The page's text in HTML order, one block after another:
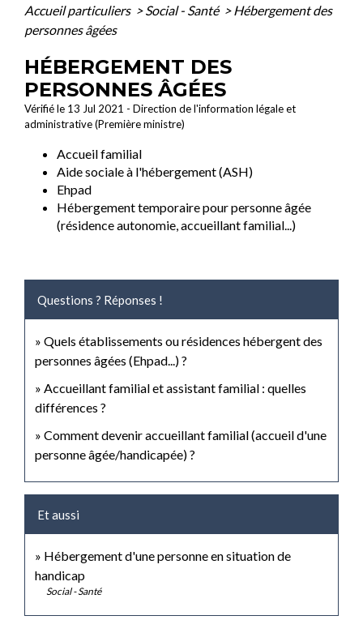
Accueil particuliers > Social - Santé > Hébergement des
personnes âgées
HÉBERGEMENT DES
PERSONNES ÂGÉES
Vérifié le 13 Jul 2021 - Direction de l'information légale et
administrative (Première ministre)
Accueil familial
Aide sociale à l'hébergement (ASH)
Ehpad
Hébergement temporaire pour personne âgée
(résidence autonomie, accueillant familial...)
Questions ? Réponses !
Quels établissements ou résidences hébergent des
personnes âgées (Ehpad...) ?
Accueillant familial et assistant familial : quelles
différences ?
Comment devenir accueillant familial (accueil d'une
personne âgée/handicapée) ?
Et aussi
Hébergement d'une personne en situation de
handicap
Social - Santé